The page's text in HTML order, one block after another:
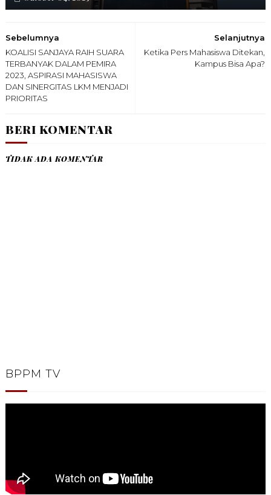
Selanjutnya
Ketika Pers Mahasiswa Ditekan,
Kampus Bisa Apa?
Sebelumnya
KOALISI SANJAYA RAIH SUARA
TERBANYAK DALAM PEMIRA
2023, ASPIRASI MAHASISWA
DAN SINERGITAS LKM MENJADI
PRIORITAS
BERI KOMENTAR
TIDAK ADA KOMENTAR
BPPM TV